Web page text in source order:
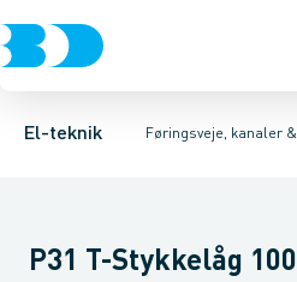
El-teknik Føringsveje, kanaler
Afbrydere, stikkontakter &
Føringsveje Installationskanaler
Gitterbakke Endestykke til
P31 T-Stykkelåg